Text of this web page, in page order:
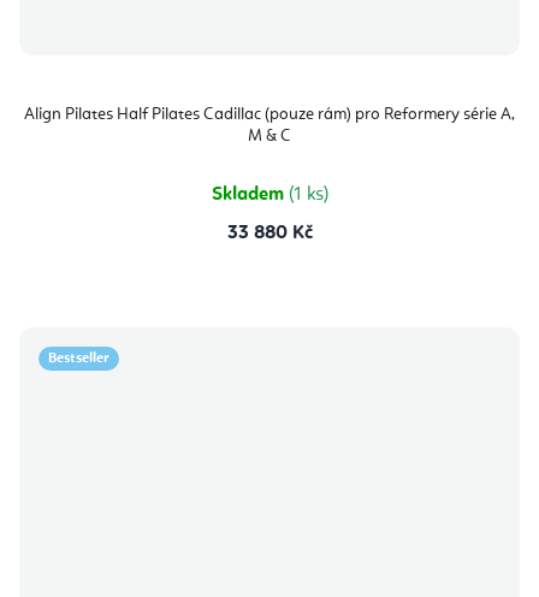
Align Pilates Half Pilates Cadillac (pouze rám) pro Reformery série A,
M & C
Skladem (1 ks)
33 880 Kč
Bestseller